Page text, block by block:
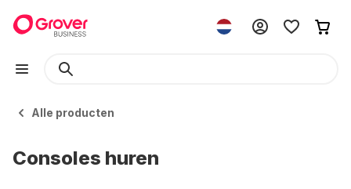
Alle producten
Consoles huren